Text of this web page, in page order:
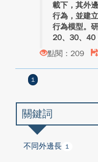
載下，其外
行為，並建
行為模型。
20、30、40
點閱：209
1
關鍵詞
不同外邊長 1